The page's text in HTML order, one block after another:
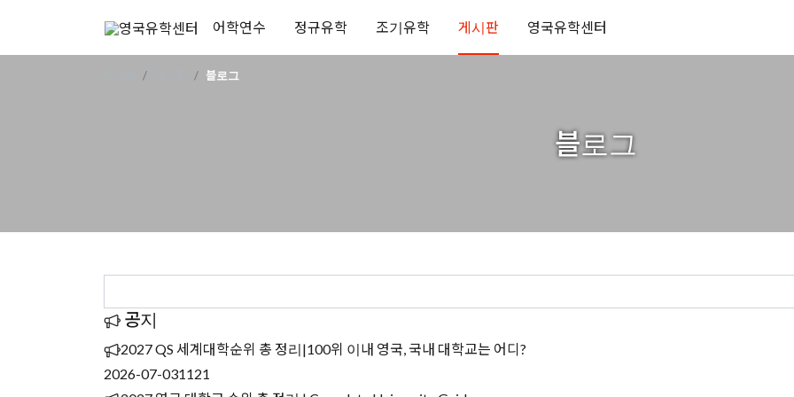
어학연수 정규유학 조기유학 게시판 영국유학센터
블로그
블로그
공지
2027 QS 세계대학순위 총 정리|100위 이내 영국, 국내 대학교는 어디?
2026-07-031121